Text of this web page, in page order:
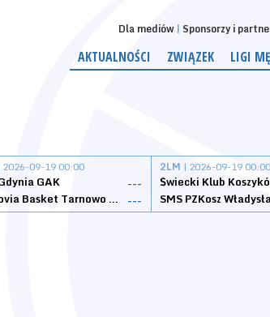
Dla mediów Sponsorzy i
AKTUALNOŚCI ZWIĄZEK LIGI
2026-09-19 00:00
GAK
---
Tarnovia Basket Tarnowo Podgórne ---
2LM | 2026-09-19 00:00
Świecki Klub
SMS PZKosz